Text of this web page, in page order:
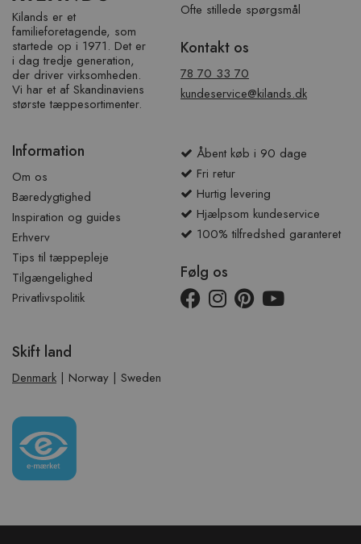
Kilands er et
familieforetagende, som
startede op i 1971. Det er
i dag tredje generation,
der driver virksomheden.
Vi har et af ​​Skandinaviens
største tæppesortimenter.
Ofte stillede spørgsmål
Kontakt os
78 70 33 70
kundeservice@kilands.dk
Information
Om os
Bæredygtighed
Inspiration og guides
Erhverv
Tips til tæppepleje
Tilgængelighed
Privatlivspolitik
Åbent køb i 90 dage
Fri retur
Hurtig levering
Hjælpsom kundeservice
100% tilfredshed garanteret
Følg os
Skift land
Denmark | Norway | Sweden